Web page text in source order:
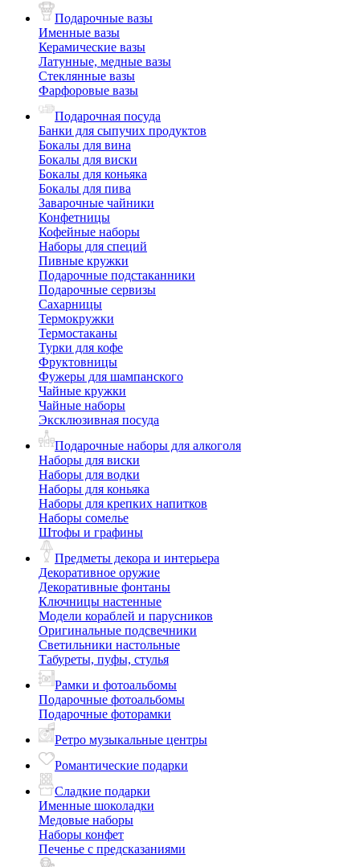
Подарочные вазы
Именные вазы
Керамические вазы
Латунные, медные вазы
Стеклянные вазы
Фарфоровые вазы
Подарочная посуда
Банки для сыпучих продуктов
Бокалы для вина
Бокалы для виски
Бокалы для коньяка
Бокалы для пива
Заварочные чайники
Конфетницы
Кофейные наборы
Наборы для специй
Пивные кружки
Подарочные подстаканники
Подарочные сервизы
Сахарницы
Термокружки
Термостаканы
Турки для кофе
Фруктовницы
Фужеры для шампанского
Чайные кружки
Чайные наборы
Эксклюзивная посуда
Подарочные наборы для алкоголя
Наборы для виски
Наборы для водки
Наборы для коньяка
Наборы для крепких напитков
Наборы сомелье
Штофы и графины
Предметы декора и интерьера
Декоративное оружие
Декоративные фонтаны
Ключницы настенные
Модели кораблей и парусников
Оригинальные подсвечники
Светильники настольные
Табуреты, пуфы, стулья
Рамки и фотоальбомы
Подарочные фотоальбомы
Подарочные фоторамки
Ретро музыкальные центры
Романтические подарки
Сладкие подарки
Именные шоколадки
Медовые наборы
Наборы конфет
Печенье с предсказаниями